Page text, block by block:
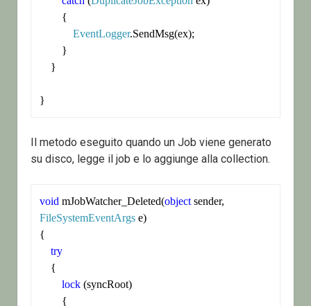
EventLogger.SendMsg(ex);
}
Il metodo eseguito quando un Job viene generato
su disco, legge il job e lo aggiunge alla collection.
void mJobWatcher_Deleted(object
FileSystemEventArgs e)
{
try
lock (syncRoot)